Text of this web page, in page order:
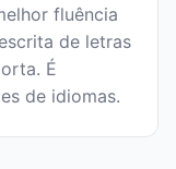
fluência
de letras
É
de idiomas.